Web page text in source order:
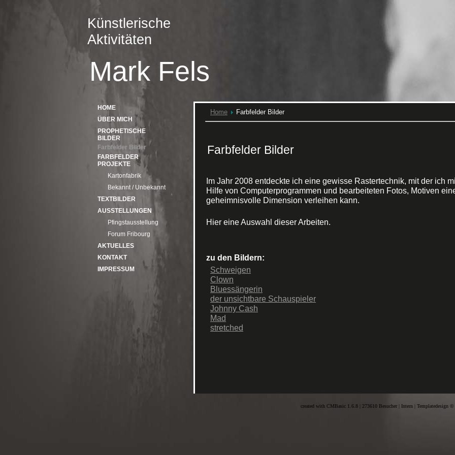
Künstlerische
Aktivitäten
Mark Fels
HOME
ÜBER MICH
PROPHETISCHE
BILDER
Farbfelder Bilder
FARBFELDER
PROJEKTE
Kartonfabrik
Bekannt / Unbekannt
TEXTBILDER
AUSSTELLUNGEN
Pfingstausstellung
Forum Fribourg
AKTUELLES
KONTAKT
IMPRESSUM
Home Farbfelder Bilder
Farbfelder Bilder
Im Jahr 2008 entdeckte ich eine gewisse Rastertechnik, mit der ich
Hilfe von Computerprogrammen und bearbeiteten Fotos, Motiven
geheimnisvolle Dimension verleihen kann.
Hier eine Auswahl dieser Arbeiten.
zu den Bildern:
Schweigen
Clown
Bluessängerin
der unsichtbare Schauspieler
Johnny Cash
Mad
stretched
created with CMBasic 1.6.8 | 273610 Besucher | Intern | Templatedesign